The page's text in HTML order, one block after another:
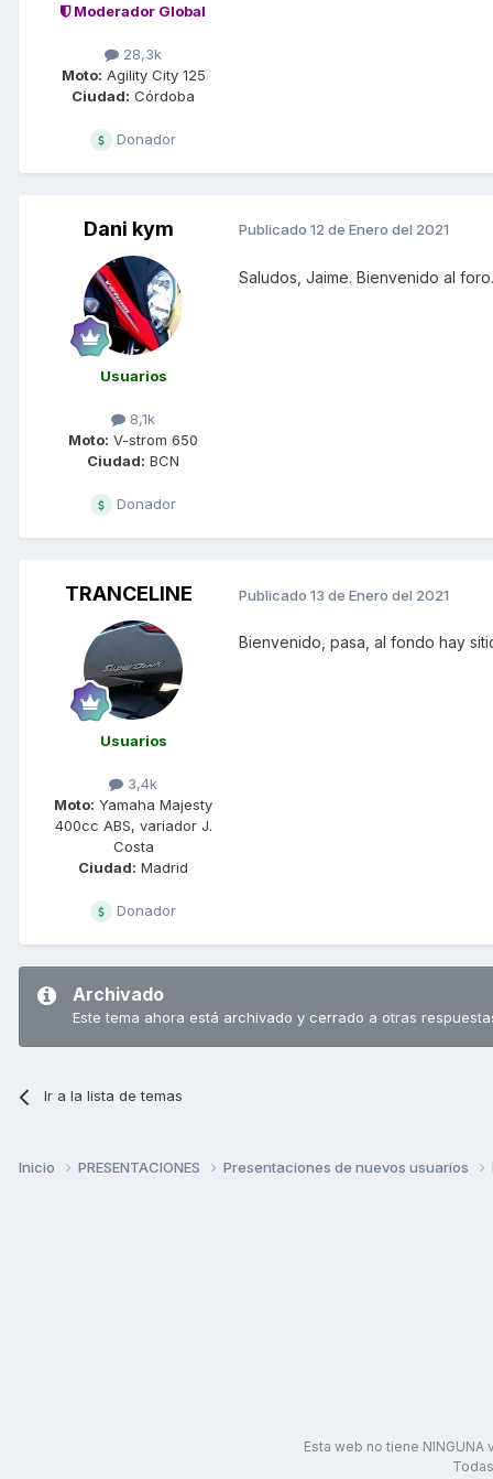
Moderador Global
28,3k
Moto: Agility City 125
Ciudad: Córdoba
Donador
Dani kym
Usuarios
8,1k
Moto: V-strom 650
Ciudad: BCN
Donador
Publicado 12 de Enero del 2021
Saludos, Jaime. Bienvenido al foro.
TRANCELINE
Usuarios
3,4k
Moto: Yamaha Majesty
400cc ABS, variador J.
Costa
Ciudad: Madrid
Donador
Publicado 13 de Enero del 2021
Bienvenido, pasa, al fondo hay
Archivado
Este tema ahora está archivado y cerrado a otras
Ir a la lista de temas
Inicio PRESENTACIONES Presentaciones de nuevos usuarios
Esta web no tiene NINGUNA